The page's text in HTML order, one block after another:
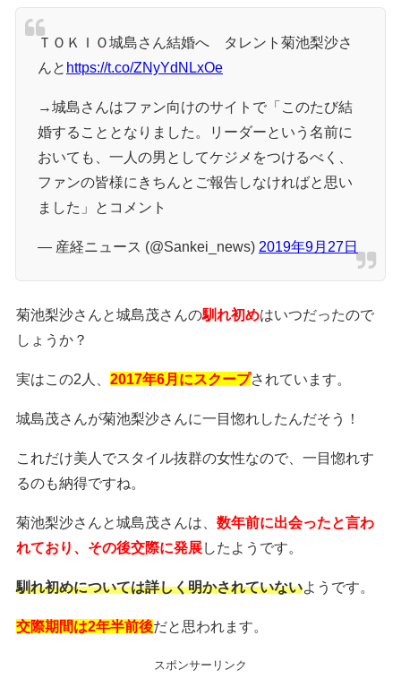
ＴＯＫＩＯ城島さん結婚へ タレント菊池梨沙さ
んと https://t.co/ZNyYdNLxOe
→城島さんはファン向けのサイトで「このたび結
婚することとなりました。リーダーという名前に
おいても、一人の男としてケジメをつけるべく、
ファンの皆様にきちんとご報告しなければと思い
ました」とコメント
— 産経ニュース (@Sankei_news) 2019年9月27日
菊池梨沙さんと城島茂さんの馴れ初めはいつだったので
しょうか？
実はこの2人、 2017年6月にスクープされています。
城島茂さんが菊池梨沙さんに一目惚れしたんだそう！
これだけ美人でスタイル抜群の女性なので、一目惚れす
るのも納得ですね。
菊池梨沙さんと城島茂さんは、 数年前に出会ったと言わ
れており、その後交際に発展したようです。
馴れ初めについては詳しく明かされていないようです。
交際期間は2年半前後だと思われます。
スポンサーリンク